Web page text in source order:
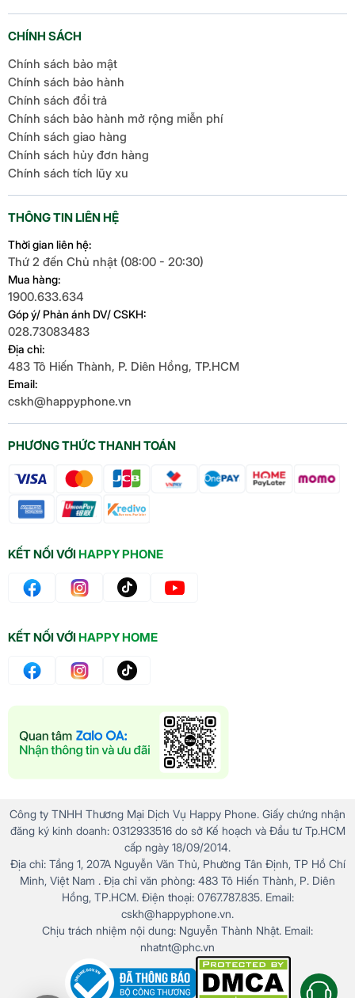
PHƯƠNG THỨC THANH TOÁN
KẾT NỐI VỚIHAPPY PHONE
CHÍNH SÁCH
Chính sách bảo mật
Chính sách bảo hành
Chính sách đổi trả
Chính sách bảo hành mở rộng miễn phí
Chính sách giao hàng
Chính sách hủy đơn hàng
Chính sách tích lũy xu
THÔNG TIN LIÊN HỆ
Thời gian liên hệ:
Thứ 2 đến Chủ nhật (08:00 - 20:30)
Mua hàng:
1900.633.634
Góp ý/ Phản ánh DV/ CSKH:
028.73083483
Địa chỉ:
483 Tô Hiến Thành, P. Diên Hồng, TP.HCM
Email:
cskh@happyphone.vn
KẾT NỐI VỚIHAPPY HOME
Công ty TNHH Thương Mại Dịch Vụ Happy Phone. Giấy chứng nhận
đăng ký kinh doanh: 0312933516 do sở Kế hoạch và Đầu tư Tp.HCM
cấp ngày 18/09/2014.
Địa chỉ: Tầng 1, 207A Nguyễn Văn Thủ, Phường Tân Định, TP Hồ Chí
Minh, Việt Nam . Địa chỉ văn phòng: 483 Tô Hiến Thành, P. Diên
Hồng, TP.HCM. Điện thoại: 0767.787.835. Email:
cskh@happyphone.vn.
Chịu trách nhiệm nội dung: Nguyễn Thành Nhật. Email:
nhatnt@phc.vn